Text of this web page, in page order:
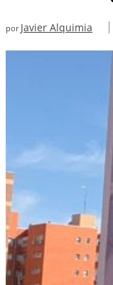
por Javier Alquimia